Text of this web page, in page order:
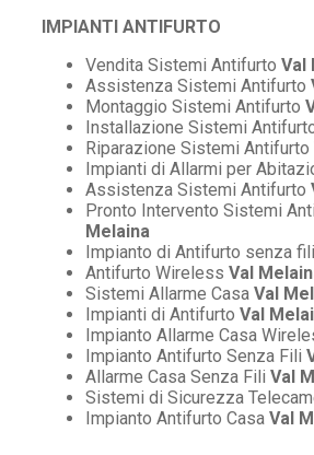
IMPIANTI ANTIFURTO
Vendita Sistemi Antifurto Val
Assistenza Sistemi Antifurto
Montaggio Sistemi Antifurto
Installazione Sistemi
Riparazione Sistemi Antifurto
Impianti di Allarmi per
Assistenza Sistemi Antifurto
Pronto Intervento Sistemi
Melaina
Impianto di Antifurto senza fili
Antifurto Wireless Val
Sistemi Allarme Casa Val
Impianti di Antifurto Val
Impianto Allarme Casa
Impianto Antifurto Senza Fili
Allarme Casa Senza Fili Val
Sistemi di Sicurezza
Impianto Antifurto Casa Val